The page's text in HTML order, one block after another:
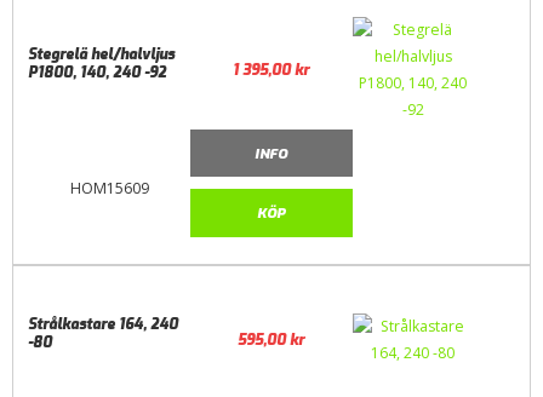
HOM15609
Stegrelä hel/halvljus
P1800, 140, 240 -92
1 395,00kr
INFO
KÖP
Strålkastare 164, 240
-80
595,00kr